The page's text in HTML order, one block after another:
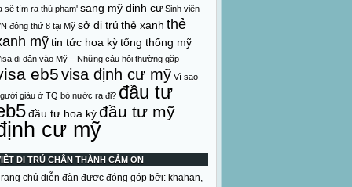
sẽ tìm ra thủ phạm' sang mỹ định cư Sinh viên
đông thứ 8 tại Mỹ sở di trú thẻ xanh thẻ
mỹtin tức hoa kỳtổng thống mỹ
di dân vào Mỹ – Những câu hỏi thường gặp
eb5visa định cư mỹ Vì sao
giàu ở TQ bỏ nước ra đi? đầu tư
đầu tư hoa kỳđầu tư mỹ
cư mỹ
DI TRÚ CHÂN THÀNH CẢM ƠN
chủ diễn đàn được đóng góp bởi: khahan,